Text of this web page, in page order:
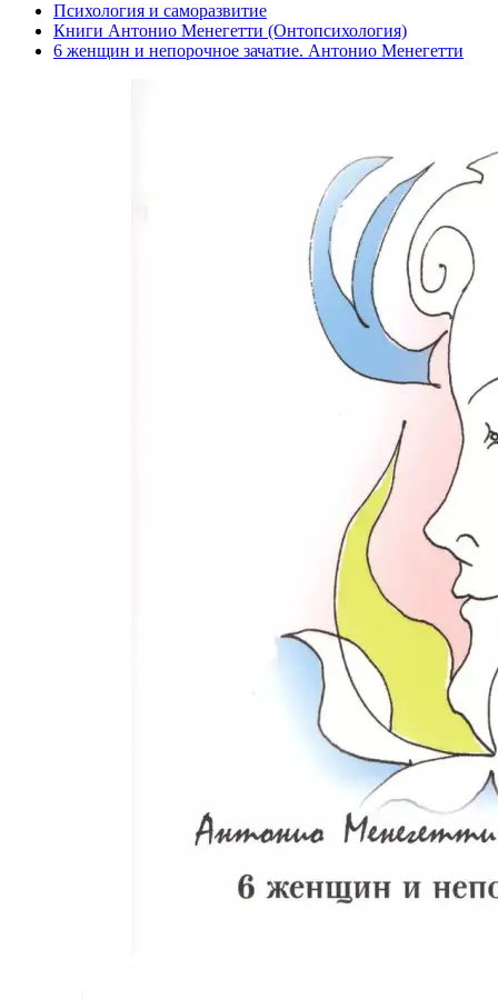
Психология и саморазвитие
Книги Антонио Менегетти (Онтопсихология)
6 женщин и непорочное зачатие. Антонио Менегетти